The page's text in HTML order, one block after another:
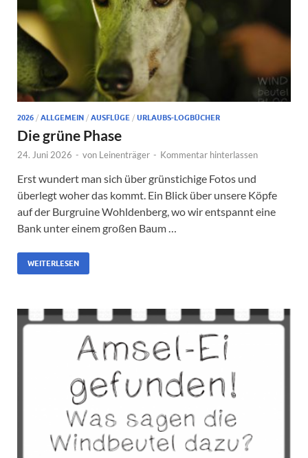
2026 / ALLGEMEIN / AUSFLÜGE / URLAUBS-LOGBÜCHER
Die grüne Phase
24. Juni 2026 - von Leinenträger - Kommentar hinterlassen
Erst wundert man sich über grünstichige Fotos und
überlegt woher das kommt. Ein Blick über unsere Köpfe
auf der Burgruine Wohldenberg, wo wir entspannt eine
Bank unter einem großen Baum …
WEITERLESEN